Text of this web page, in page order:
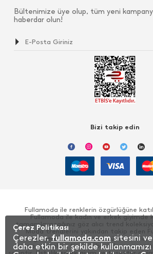
Bültenimize üye olup, tüm yeni
haberdar olun!
Bizi takip edin
Fullamoda ile renklerin özgürlüğüne
Fullamoda ile kadın ve erkek giyimde
tamamlayacağınız göz alıcı trend
Moda trendlerini yakından takip eden
kategorilerde sunduğu giyim
kargo pantolon, tişört gibi yüzlerce zengin
Çerez Politikası
Çerezler, fullamoda.com sitesini
daha etkin bir şekilde